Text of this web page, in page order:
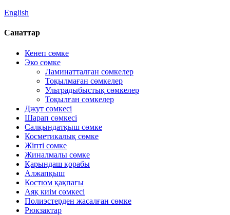
English
Санаттар
Кенеп сөмке
Эко сөмке
Ламинатталған сөмкелер
Тоқылмаған сөмкелер
Ультрадыбыстық сөмкелер
Тоқылған сөмкелер
Джут сөмкесі
Шарап сөмкесі
Салқындатқыш сөмке
Косметикалық сөмке
Жіпті сөмке
Жиналмалы сөмке
Қарындаш қорабы
Алжапқыш
Костюм қақпағы
Аяқ киім сөмкесі
Полиэстерден жасалған сөмке
Рюкзактар